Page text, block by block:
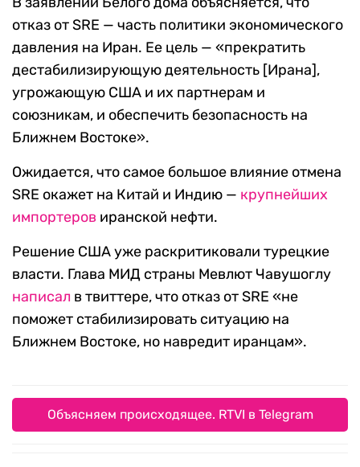
отказ от SRE — часть политики экономического
давления на Иран. Ее цель — «прекратить
дестабилизирующую деятельность [Ирана],
угрожающую США и их партнерам и
союзникам, и обеспечить безопасность на
Ближнем Востоке».
Ожидается, что самое большое влияние отмена
SRE окажет на Китай и Индию — крупнейших
импортеров иранской нефти.
Решение США уже раскритиковали турецкие
власти. Глава МИД страны Мевлют Чавушоглу
написал в твиттере, что отказ от SRE «не
поможет стабилизировать ситуацию на
Ближнем Востоке, но навредит иранцам».
Объясняем происходящее. RTVI в Telegram